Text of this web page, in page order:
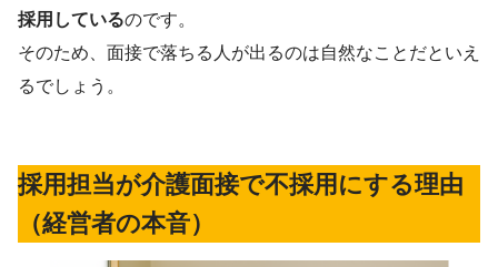
採用しているのです。
そのため、面接で落ちる人が出るのは自然なことだといえ
るでしょう。
採用担当が介護面接で不採用にする理由
（経営者の本音）